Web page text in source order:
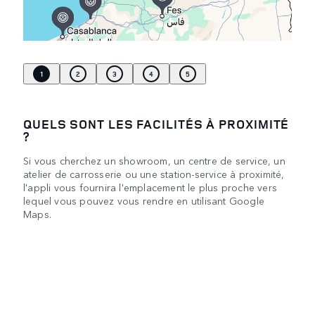
1 2 3 4 5
QUELS SONT LES FACILITÉS À PROXIMITÉ
?
Si vous cherchez un showroom, un centre de service, un
atelier de carrosserie ou une station-service à proximité,
l'appli vous fournira l'emplacement le plus proche vers
lequel vous pouvez vous rendre en utilisant Google
Maps.